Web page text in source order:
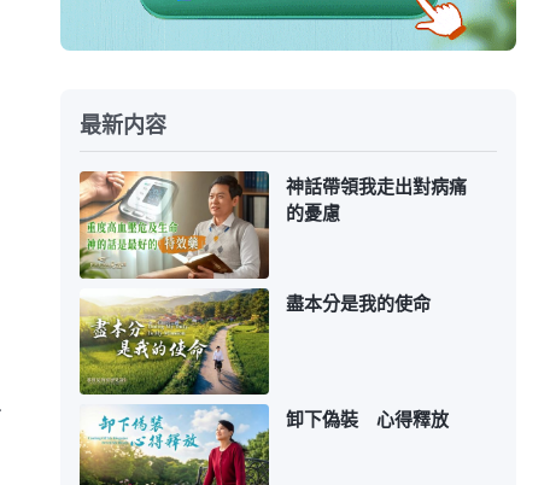
最新内容
神話帶領我走出對病痛
的憂慮
盡本分是我的使命
卸下偽裝 心得釋放